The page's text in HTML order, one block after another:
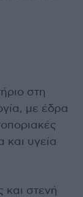
στη
με έδρα
και υγεία
και στενή